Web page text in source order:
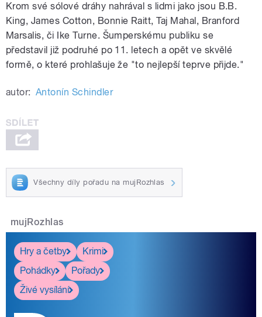
Krom své sólové dráhy nahrával s lidmi jako jsou B.B.
King, James Cotton, Bonnie Raitt, Taj Mahal, Branford
Marsalis, či Ike Turne. Šumperskému publiku se
představil již podruhé po 11. letech a opět ve skvělé
formě, o které prohlašuje že "to nejlepší teprve přijde."
autor: Antonín Schindler
Všechny díly pořadu na mujRozhlas
mujRozhlas
Hry a četby
Krimi
Pohádky
Pořady
Živé vysílání